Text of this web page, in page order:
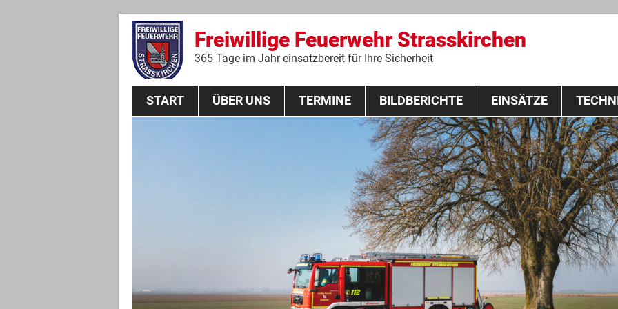
Freiwillige Feuerwehr Strasskirchen
365 Tage im Jahr einsatzbereit für Ihre Sicherheit
Zum
springen
START ÜBER UNS TERMINE
THL Lehrgang 2020
BILDBERICHTE EINSÄTZE
Fahrzeuge
Ausrüstung